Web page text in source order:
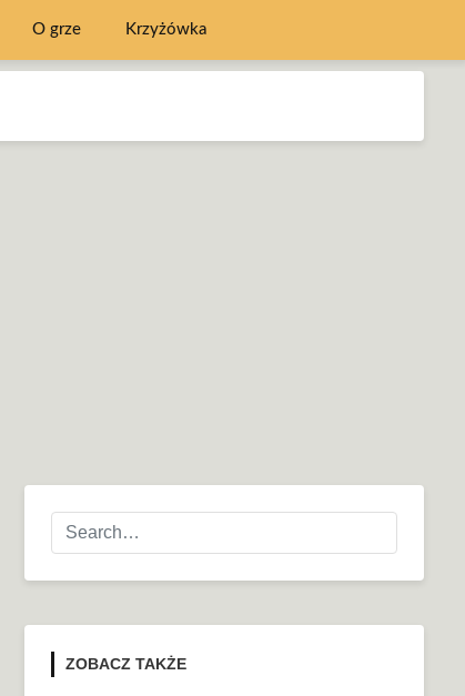
O grze Krzyżówka
ZOBACZ TAKŻE